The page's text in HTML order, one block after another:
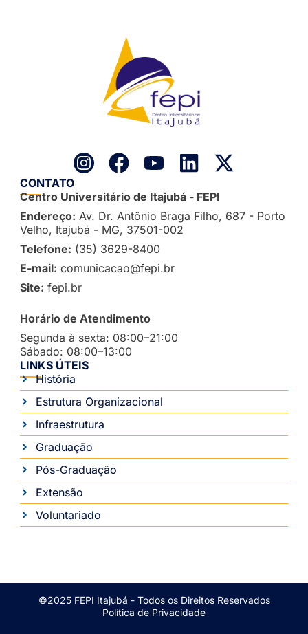
LINKS ÚTEIS
História
Estrutura Organizacional
Infraestrutura
Graduação
Pós-Graduação
Extensão
Voluntariado
CONTATO
Centro Universitário de Itajubá - FEPI
Endereço: Av. Dr. Antônio Braga Filho, 687 - Porto
Velho, Itajubá - MG, 37501-002
Telefone: (35) 3629-8400
E-mail: comunicacao@fepi.br
Site: fepi.br
Horário de Atendimento
Segunda à sexta: 08:00–21:00
Sábado: 08:00–13:00
©2025 FEPI Itajubá - Todos os Direitos Reservados
Política de Privacidade